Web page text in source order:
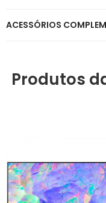
ACESSÓRIOS
Produtos